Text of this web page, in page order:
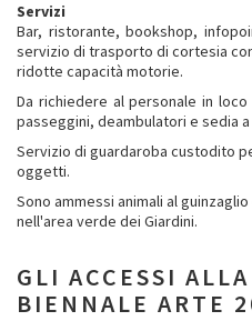
Servizi
Bar, ristorante, bookshop,
servizio di trasporto di cortesia
ridotte capacità motorie.
Da richiedere al personale in
passeggini, deambulatori e sedia
Servizio di guardaroba custodito
oggetti.
Sono ammessi animali al
nell'area verde dei Giardini.
GLI ACCESSI ALLA
BIENNALE ARTE